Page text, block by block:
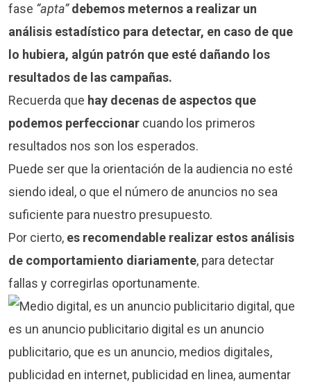
fase “apta” debemos meternos a realizar un
análisis estadístico para detectar, en caso de que
lo hubiera, algún patrón que esté dañando los
resultados de las campañas.
Recuerda que hay decenas de aspectos que
podemos perfeccionar cuando los primeros
resultados nos son los esperados.
Puede ser que la orientación de la audiencia no esté
siendo ideal, o que el número de anuncios no sea
suficiente para nuestro presupuesto.
Por cierto, es recomendable realizar estos análisis
de comportamiento diariamente, para detectar
fallas y corregirlas oportunamente.